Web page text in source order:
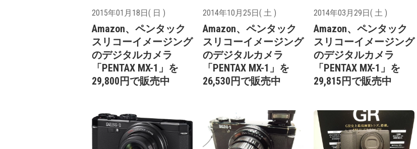
2015年01月18日( 日 )
Amazon、ペンタック
スリコーイメージング
のデジタルカメラ
「PENTAX MX-1」を
29,800円で販売中
2014年10月25日( 土 )
Amazon、ペンタック
スリコーイメージング
のデジタルカメラ
「PENTAX MX-1」を
26,530円で販売中
2014年03月29日( 土 )
Amazon、ペンタック
スリコーイメージング
のデジタルカメラ
「PENTAX MX-1」を
29,815円で販売中